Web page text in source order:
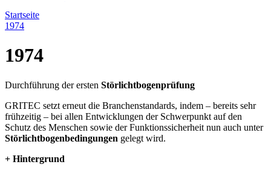
Startseite
1974
1974
Durchführung der ersten Störlichtbogenprüfung
GRITEC setzt erneut die Branchenstandards, indem – bereits sehr
frühzeitig – bei allen Entwicklungen der Schwerpunkt auf den
Schutz des Menschen sowie der Funktionssicherheit nun auch unter
Störlichtbogenbedingungen gelegt wird.
+ Hintergrund